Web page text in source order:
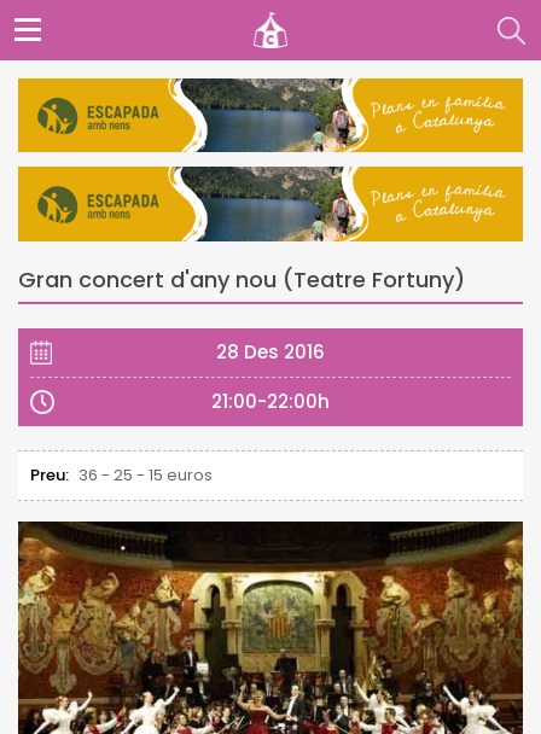
Gran concert d'any nou (Teatre Fortuny)
28 Des 2016
21:00-22:00h
Preu: 36 - 25 - 15 euros